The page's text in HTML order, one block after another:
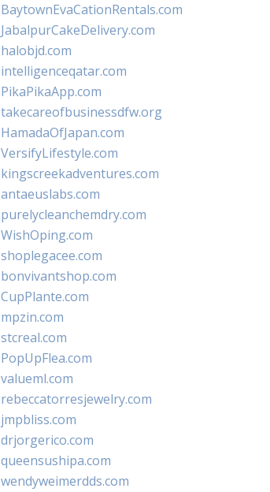
BaytownEvaCationRentals.com
JabalpurCakeDelivery.com
halobjd.com
intelligenceqatar.com
PikaPikaApp.com
takecareofbusinessdfw.org
HamadaOfJapan.com
VersifyLifestyle.com
kingscreekadventures.com
antaeuslabs.com
purelycleanchemdry.com
WishOping.com
shoplegacee.com
bonvivantshop.com
CupPlante.com
mpzin.com
stcreal.com
PopUpFlea.com
valueml.com
rebeccatorresjewelry.com
jmpbliss.com
drjorgerico.com
queensushipa.com
wendyweimerdds.com